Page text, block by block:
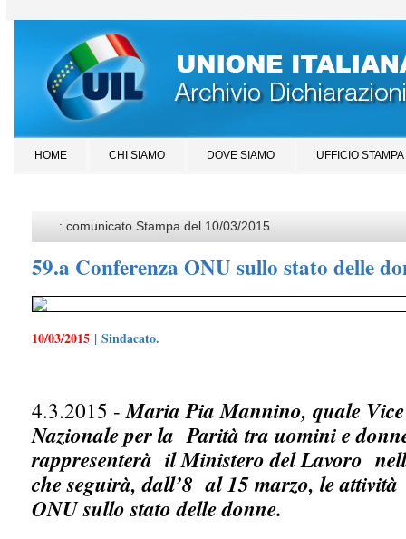
HOME CHI SIAMO DOVE SIAMO UFFICIO STAMPA
: comunicato Stampa del 10/03/2015
59.a Conferenza ONU sullo stato delle
10/03/2015 | Sindacato.
4.3.2015 -Maria Pia Mannino, quale
Nazionale per la Parità tra uomini e
rappresenterà il Ministero del Lavoro
che seguirà, dall’8 al 15 marzo, le
ONU sullo stato delle donne.